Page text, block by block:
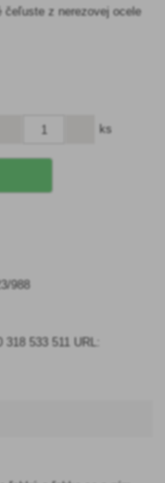
čeľuste z nerezovej ocele
ks
988
533 511 URL: